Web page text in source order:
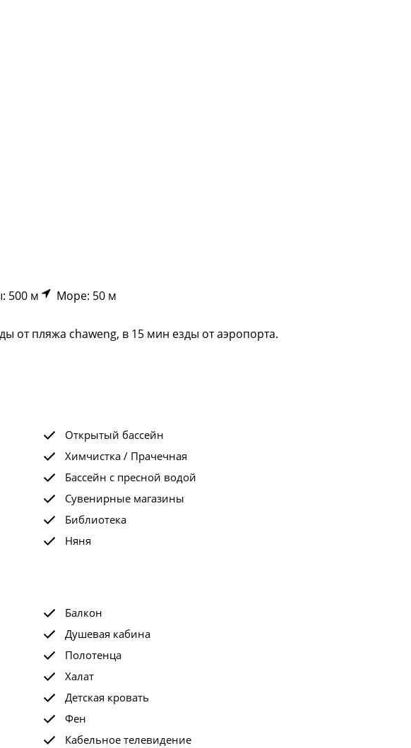
500 м Море: 50 м
от пляжа chaweng, в 15 мин езды от аэропорта.
Открытый бассейн
Химчистка / Прачечная
Бассейн с пресной водой
Сувенирные магазины
Библиотека
Няня
Балкон
Душевая кабина
Полотенца
Халат
Детская кровать
Фен
Кабельное телевидение